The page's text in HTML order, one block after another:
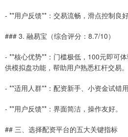
- **用户反馈**：交易流畅，滑点控制良好
### 3. 融易宝（综合评分：8.7/10）
- **核心优势**：门槛极低，100元即可
供模拟盘功能，帮助用户熟悉杠杆交易。
- **适用人群**：配资新手、小资金试错用
- **用户反馈**：界面简洁，操作友好。
## 三、选择配资平台的五大关键指标